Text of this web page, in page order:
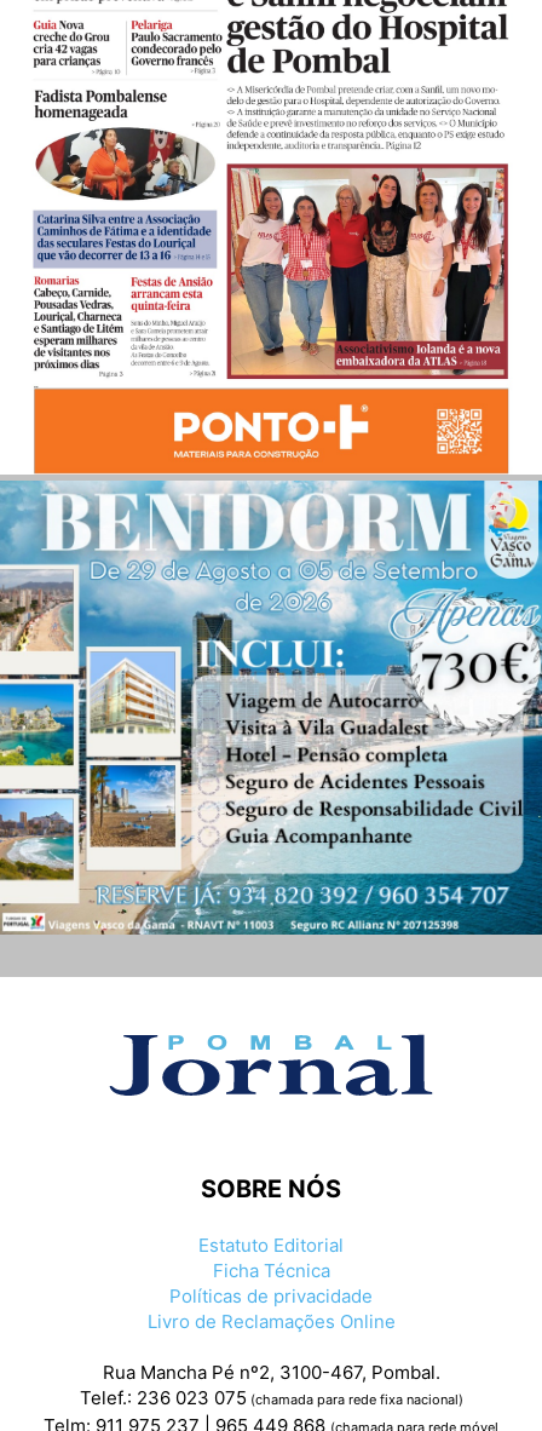
SOBRE NÓS
Estatuto Editorial
Ficha Técnica
Políticas de privacidade
Livro de Reclamações Online
Rua Mancha Pé nº2, 3100-467, Pombal.
Telef.: 236 023 075 (chamada para rede fixa nacional)
Telm: 911 975 237 | 965 449 868 (chamada para rede móvel